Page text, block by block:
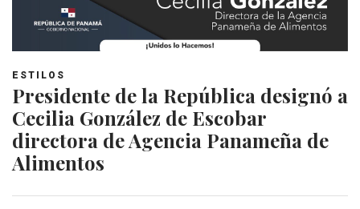
ESTILOS
Presidente de la República designó a
Cecilia González de Escobar
directora de Agencia Panameña de
Alimentos